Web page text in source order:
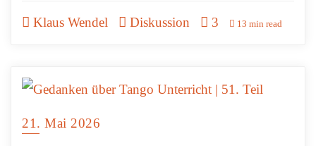
Klaus Wendel Diskussion 3 13 min read
21. Mai 2026